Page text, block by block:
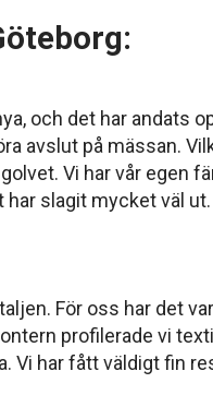
och det har andats
avslut på mässan.
Vi har vår egen
slagit mycket väl
För oss har det
profilerade vi
Vi har fått väldigt fin